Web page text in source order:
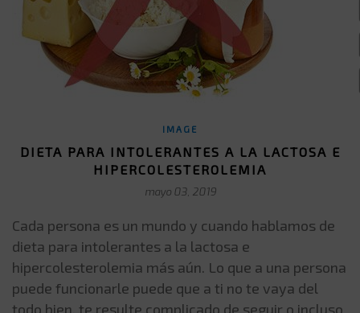
IMAGE
DIETA PARA INTOLERANTES A LA LACTOSA E
HIPERCOLESTEROLEMIA
mayo 03, 2019
Cada persona es un mundo y cuando hablamos de
dieta para intolerantes a la lactosa e
hipercolesterolemia más aún. Lo que a una persona
puede funcionarle puede que a ti no te vaya del
todo bien, te resulte complicado de seguir o incluso